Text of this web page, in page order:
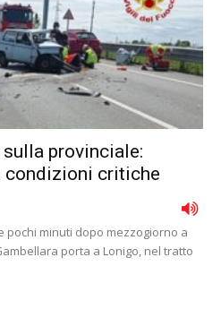
provinciale:
condizioni critiche
pochi minuti dopo mezzogiorno a
porta a Lonigo, nel tratto